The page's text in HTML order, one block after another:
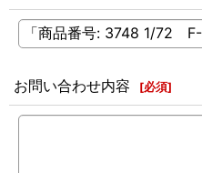
お問い合わせ内容 [必須]